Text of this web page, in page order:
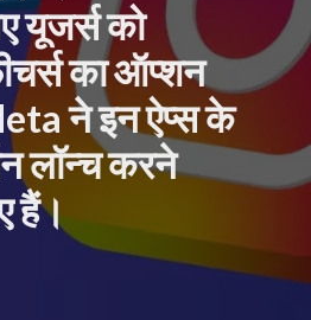
यूजर्स को
का ऑप्शन
ने इन ऐप्स के
लॉन्च करने
हैं।